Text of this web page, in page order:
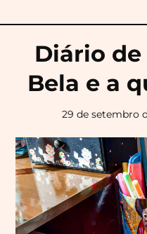
Diário
Bela e a
29 de setembro